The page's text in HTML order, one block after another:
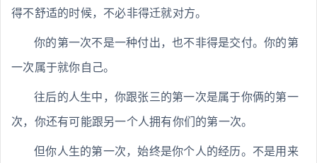
得不舒适的时候，不必非得迁就对方。
你的第一次不是一种付出，也不非得是交付。你的第
一次属于就你自己。
往后的人生中，你跟张三的第一次是属于你俩的第一
次，你还有可能跟另一个人拥有你们的第一次。
但你人生的第一次，始终是你个人的经历。不是用来